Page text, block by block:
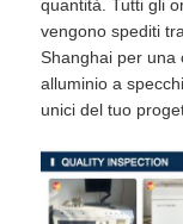
quantità. Tutti gli
vengono spediti
Shanghai per una
alluminio a
unici del tuo